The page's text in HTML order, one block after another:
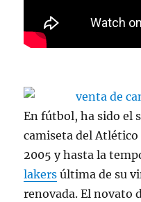
En fútbol, ha sido el
camiseta del Atlético
2005 y hasta la
lakers última de su
renovada. El novato